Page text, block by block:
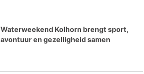
Waterweekend Kolhorn brengt sport,
avontuur en gezelligheid samen